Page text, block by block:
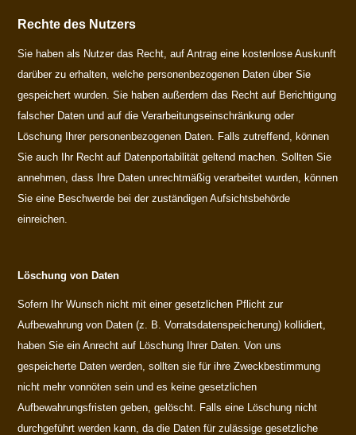
Rechte des Nutzers
Sie haben als Nutzer das Recht, auf Antrag eine kostenlose Auskunft
darüber zu erhalten, welche personenbezogenen Daten über Sie
gespeichert wurden. Sie haben außerdem das Recht auf Berichtigung
falscher Daten und auf die Verarbeitungseinschränkung oder
Löschung Ihrer personenbezogenen Daten. Falls zutreffend, können
Sie auch Ihr Recht auf Datenportabilität geltend machen. Sollten Sie
annehmen, dass Ihre Daten unrechtmäßig verarbeitet wurden, können
Sie eine Beschwerde bei der zuständigen Aufsichtsbehörde
einreichen.
Löschung von Daten
Sofern Ihr Wunsch nicht mit einer gesetzlichen Pflicht zur
Aufbewahrung von Daten (z. B. Vorratsdatenspeicherung) kollidiert,
haben Sie ein Anrecht auf Löschung Ihrer Daten. Von uns
gespeicherte Daten werden, sollten sie für ihre Zweckbestimmung
nicht mehr vonnöten sein und es keine gesetzlichen
Aufbewahrungsfristen geben, gelöscht. Falls eine Löschung nicht
durchgeführt werden kann, da die Daten für zulässige gesetzliche